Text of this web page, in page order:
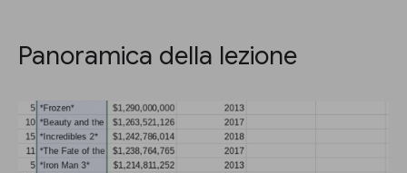
Panoramica della lezione